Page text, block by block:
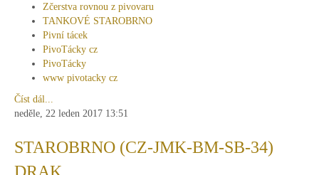
Zčerstva rovnou z pivovaru
TANKOVÉ STAROBRNO
Pivní tácek
PivoTácky cz
PivoTácky
www pivotacky cz
Číst dál...
neděle, 22 leden 2017 13:51
STAROBRNO (CZ-JMK-BM-SB-34)
DRAK